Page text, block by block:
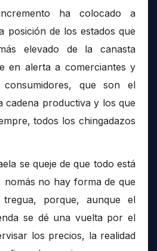
ha colocado a
posición de los estados que
elevado de la canasta
en alerta a comerciantes y
que son el
cadena productiva y los que
todos los chingadazos
se queje de que todo está
nomás no hay forma de que
porque, aunque el
se dé una vuelta por el
los precios, la realidad